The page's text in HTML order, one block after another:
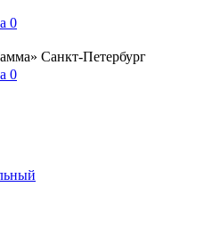
0
Санкт-Петербург
0